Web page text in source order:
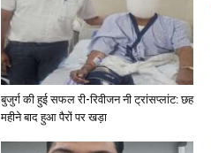
बुजुर्ग की हुई सफल री-रिवीजन नी ट्रांसप्लांट: छह
महीने बाद हुआ पैरों पर खड़ा